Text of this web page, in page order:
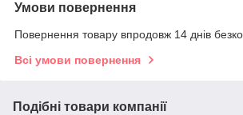
Умови повернення
Повернення товару впродовж 14 днів
Всі умови повернення
Подібні товари компанії